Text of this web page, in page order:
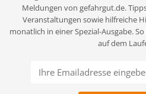
Meldungen von gefahrgut.de.
Veranstaltungen sowie hilfreiche
monatlich in einer Spezial-Ausgabe.
auf dem